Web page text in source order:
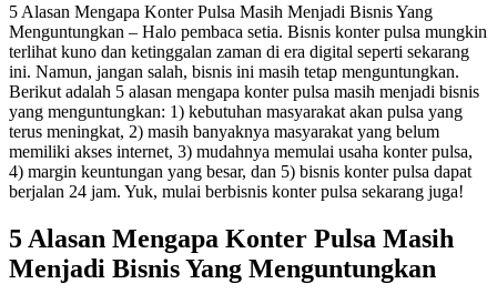
5 Alasan Mengapa Konter Pulsa Masih Menjadi Bisnis Yang
Menguntungkan – Halo pembaca setia. Bisnis konter pulsa mungkin
terlihat kuno dan ketinggalan zaman di era digital seperti sekarang
ini. Namun, jangan salah, bisnis ini masih tetap menguntungkan.
Berikut adalah 5 alasan mengapa konter pulsa masih menjadi bisnis
yang menguntungkan: 1) kebutuhan masyarakat akan pulsa yang
terus meningkat, 2) masih banyaknya masyarakat yang belum
memiliki akses internet, 3) mudahnya memulai usaha konter pulsa,
4) margin keuntungan yang besar, dan 5) bisnis konter pulsa dapat
berjalan 24 jam. Yuk, mulai berbisnis konter pulsa sekarang juga!
5 Alasan Mengapa Konter Pulsa Masih
Menjadi Bisnis Yang Menguntungkan